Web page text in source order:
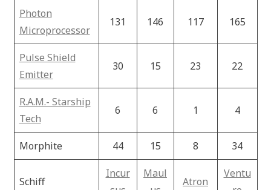
Photon
Microprocessor
131 146 117 165
Pulse Shield
Emitter
30 15 23 22
R.A.M.- Starship
Tech
6 6 1 4
Morphite 44 15 8 34
Schiff
Incur
Maul
Atron
Ventu